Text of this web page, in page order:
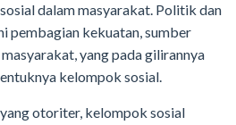
dalam masyarakat. Politik dan
pembagian kekuatan, sumber
yang pada gilirannya
kelompok sosial.
otoriter, kelompok sosial